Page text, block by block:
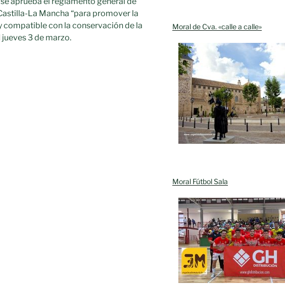
La Mancha “para promover la
con la conservación de la
3 de marzo.
Moral de Cva. «calle a calle»
Moral Fútbol Sala